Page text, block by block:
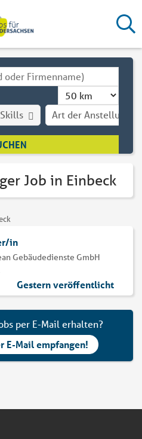
Art der Anstellung
Job in Einbeck
in
Gebäudedienste GmbH
Gestern veröffentlicht
per E-Mail erhalten?
E-Mail empfangen!